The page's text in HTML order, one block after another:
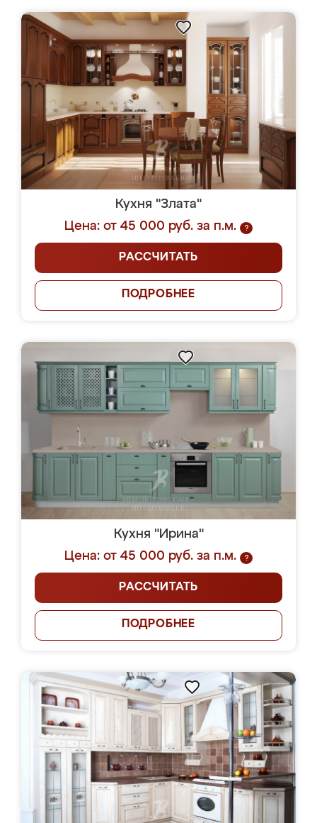
Кухня "Злата"
Цена: от 45 000 руб. за п.м.
?
РАССЧИТАТЬ
ПОДРОБНЕЕ
Кухня "Ирина"
Цена: от 45 000 руб. за п.м.
?
РАССЧИТАТЬ
ПОДРОБНЕЕ